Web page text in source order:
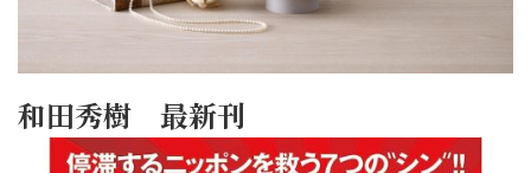
和田秀樹 最新刊